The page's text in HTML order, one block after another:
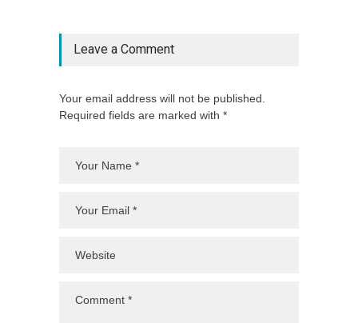
Leave a Comment
Your email address will not be published.
Required fields are marked with *